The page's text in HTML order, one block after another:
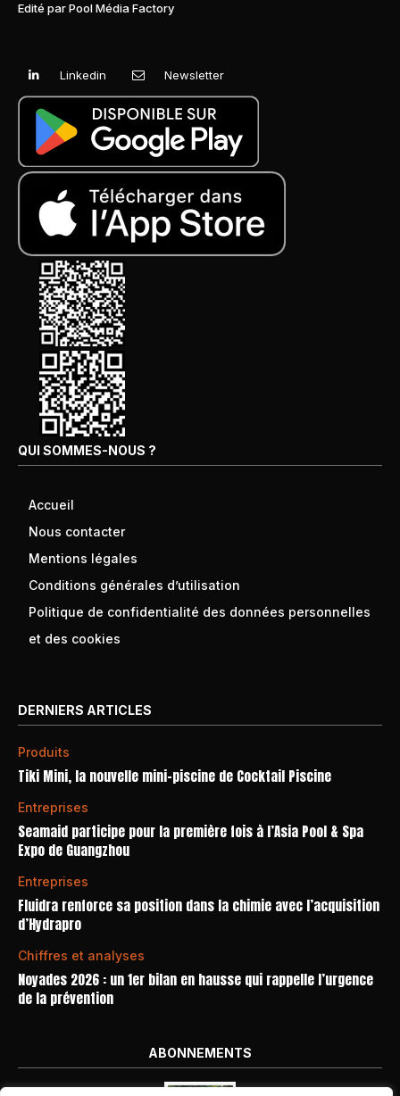
Edité par Pool Média Factory
Linkedin Newsletter
QUI SOMMES-NOUS ?
Accueil
Nous contacter
Mentions légales
Conditions générales d’utilisation
Politique de confidentialité des données personnelles
et des cookies
DERNIERS ARTICLES
Produits
Tiki Mini, la nouvelle mini-piscine de Cocktail Piscine
Entreprises
Seamaid participe pour la première fois à l’Asia Pool & Spa
Expo de Guangzhou
Entreprises
Fluidra renforce sa position dans la chimie avec l’acquisition
d’Hydrapro
Chiffres et analyses
Noyades 2026 : un 1er bilan en hausse qui rappelle l’urgence
de la prévention
ABONNEMENTS